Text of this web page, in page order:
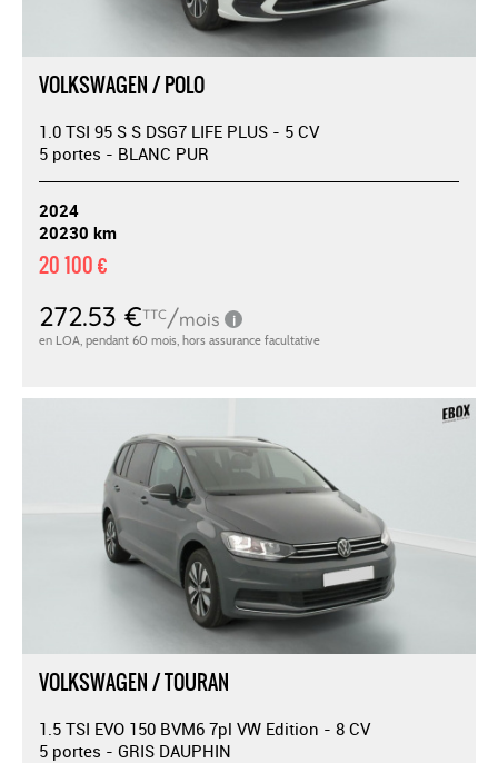
VOLKSWAGEN / POLO
1.0 TSI 95 S S DSG7 LIFE PLUS - 5 CV
5 portes - BLANC PUR
2024
20230 km
20 100 €
VOLKSWAGEN / TOURAN
1.5 TSI EVO 150 BVM6 7pl VW Edition - 8 CV
5 portes - GRIS DAUPHIN